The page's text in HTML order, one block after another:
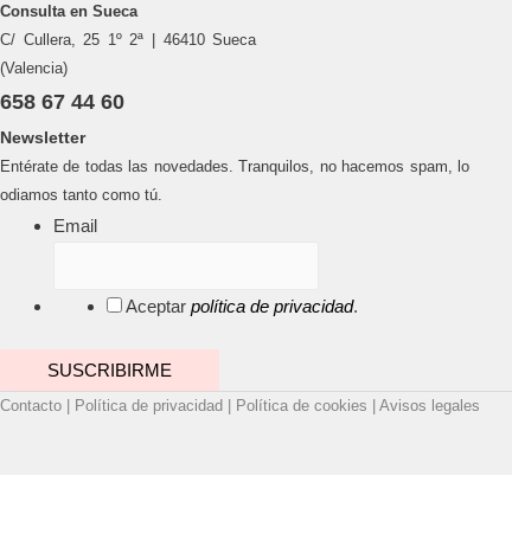
Consulta en Sueca
C/ Cullera, 25 1º 2ª | 46410 Sueca
(Valencia)
658 67 44 60
Newsletter
Entérate de todas las novedades. Tranquilos, no hacemos spam, lo
odiamos tanto como tú.
Email
Aceptar política de privacidad.
Contacto | Política de privacidad | Política de cookies | Avisos legales